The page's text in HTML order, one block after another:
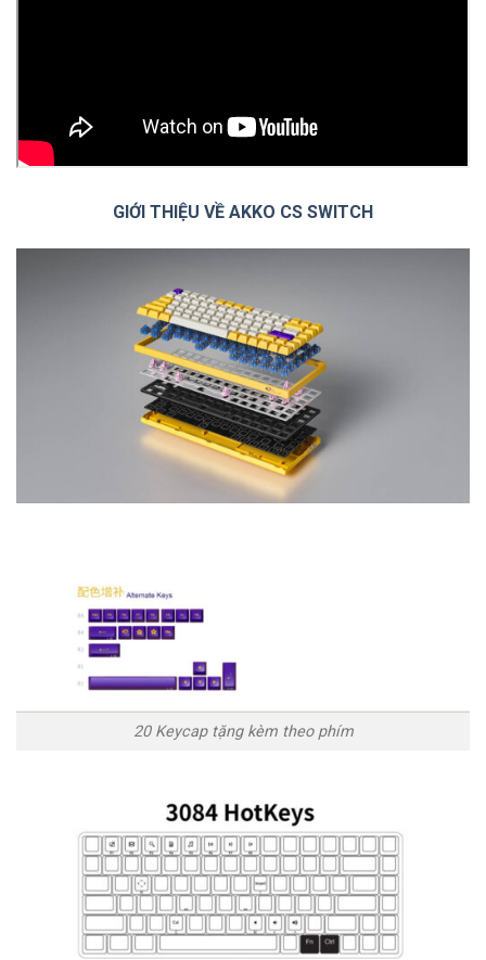
GIỚI THIỆU VỀ AKKO CS SWITCH
20 Keycap tặng kèm theo phím